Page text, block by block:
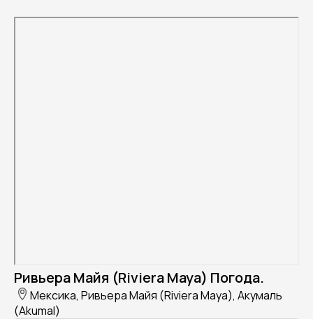
Ривьера Майя (Riviera Maya) Погода.
Мексика, Ривьера Майя (Riviera Maya), Акумаль
(Akumal)